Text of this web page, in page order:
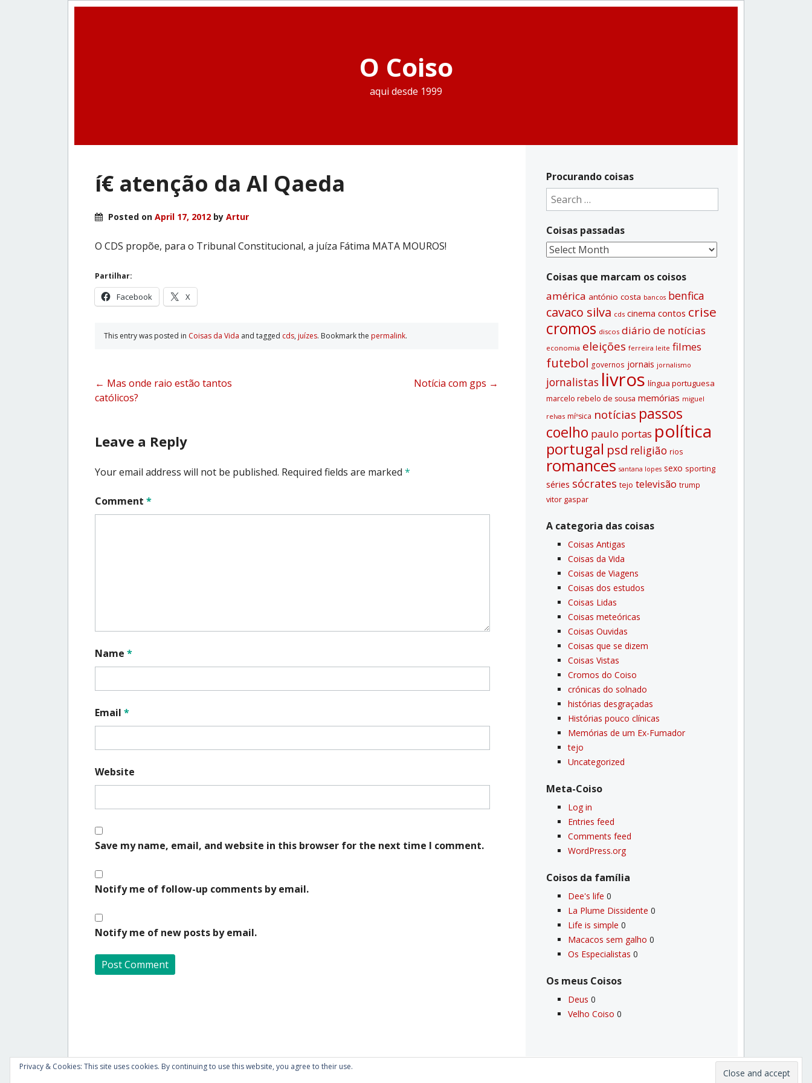
O Coiso
aqui desde 1999
í€ atenção da Al Qaeda
Posted on April 17, 2012 by Artur
O CDS propõe, para o Tribunal Constitucional, a juíza Fátima MATA MOUROS!
Partilhar:
Facebook X
This entry was posted in Coisas da Vida and tagged cds, juí­zes. Bookmark the permalink.
Post
navigation
← Mas onde raio estão tantos
católicos?
Notícia com gps →
Leave a Reply
Your email address will not be published. Required fields are marked *
Comment *
Name *
Email *
Website
Save my name, email, and website in this browser for the next time I comment.
Notify me of follow-up comments by email.
Notify me of new posts by email.
r
n
Procurando coisas
Search
for:
Coisas passadas
Coisas
Coisas que marcam os coisos
américa antónio costa bancos benfica
cavaco silva cds cinema contos crise
cromos discos diário de notí­cias
economia eleições ferreira leite filmes
futebol governos jornais jornalismo
jornalistas livros lí­ngua portuguesa
marcelo rebelo de sousa memórias miguel
relvas míºsica notí­cias passos
coelho paulo portas polí­tica
portugal psd religião rios
romances santana lopes sexo sporting
séries sócrates tejo televisão trump
vitor gaspar
A categoria das coisas
Coisas Antigas
Coisas da Vida
Coisas de Viagens
Coisas dos estudos
Coisas Lidas
Coisas meteóricas
Coisas Ouvidas
Coisas que se dizem
Coisas Vistas
Cromos do Coiso
crónicas do solnado
histórias desgraçadas
Histórias pouco clí­nicas
Memórias de um Ex-Fumador
tejo
Uncategorized
Meta-Coiso
Log in
Entries feed
Comments feed
WordPress.org
Coisos da famí­lia
Dee's life 0
La Plume Dissidente 0
Life is simple 0
Macacos sem galho 0
Os Especialistas 0
Os meus Coisos
Deus 0
Velho Coiso 0
Privacy & Cookies: This site uses cookies. By continuing to use this website, you agree to their use.